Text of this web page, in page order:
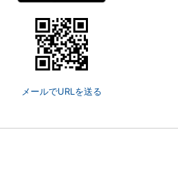
メールでURLを送る